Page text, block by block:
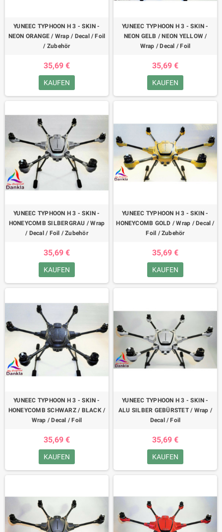
YUNEEC TYPHOON H 3 - SKIN -
NEON ORANGE / Wrap / Decal / Foil
/ Zubehör
35,69 €
KAUFEN
YUNEEC TYPHOON H 3 - SKIN -
NEON GELB / NEON YELLOW /
Wrap / Decal / Foil
35,69 €
KAUFEN
YUNEEC TYPHOON H 3 - SKIN -
HONEYCOMB SILBERGRAU / Wrap
/ Decal / Foil / Zubehör
35,69 €
KAUFEN
YUNEEC TYPHOON H 3 - SKIN -
HONEYCOMB GOLD / Wrap / Decal /
Foil / Zubehör
35,69 €
KAUFEN
YUNEEC TYPHOON H 3 - SKIN -
HONEYCOMB SCHWARZ / BLACK /
Wrap / Decal / Foil
35,69 €
KAUFEN
YUNEEC TYPHOON H 3 - SKIN -
ALU SILBER GEBÜRSTET / Wrap /
Decal / Foil
35,69 €
KAUFEN